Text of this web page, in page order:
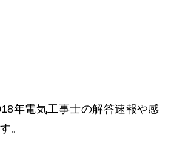
年電気工事士の解答速報や感
。